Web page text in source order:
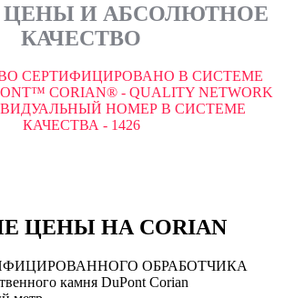
И АБСОЛЮТНОЕ
КАЧЕСТВО
СЕРТИФИЦИРОВАНО В СИСТЕМЕ
CORIAN® - QUALITY NETWORK
НОМЕР В СИСТЕМЕ
КАЧЕСТВА - 1426
ЦЕНЫ НА CORIAN
ОБРАБОТЧИКА
камня DuPont Corian